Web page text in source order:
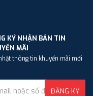
KÝ NHẬN BẢN TIN
MÃI
thông tin khuyến mãi mới
ĐĂNG KÝ